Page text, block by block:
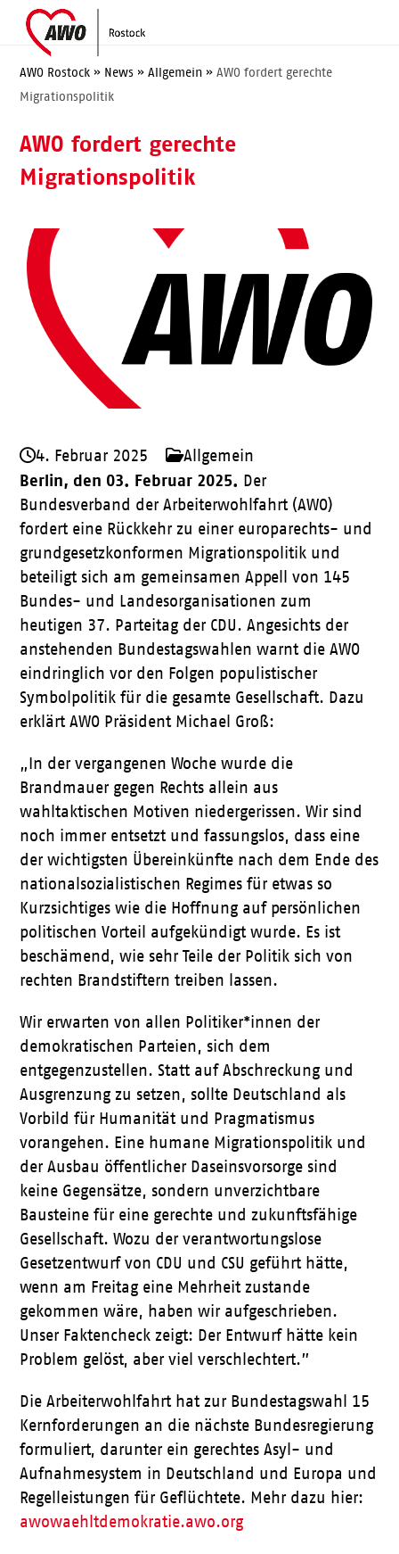
content
Open
mobile
menu
Close
mobile
menu
AWO Rostock » News »Allgemein »AWO fordert gerechte
Migrationspolitik
AWO fordert gerechte
Migrationspolitik
4. Februar 2025 Allgemein
Berlin, den 03. Februar 2025. Der
Bundesverband der Arbeiterwohlfahrt (AWO)
fordert eine Rückkehr zu einer europarechts- und
grundgesetzkonformen Migrationspolitik und
beteiligt sich am gemeinsamen Appell von 145
Bundes- und Landesorganisationen zum
heutigen 37. Parteitag der CDU. Angesichts der
anstehenden Bundestagswahlen warnt die AWO
eindringlich vor den Folgen populistischer
Symbolpolitik für die gesamte Gesellschaft. Dazu
erklärt AWO Präsident Michael Groß:
„In der vergangenen Woche wurde die
Brandmauer gegen Rechts allein aus
wahltaktischen Motiven niedergerissen. Wir sind
noch immer entsetzt und fassungslos, dass eine
der wichtigsten Übereinkünfte nach dem Ende des
nationalsozialistischen Regimes für etwas so
Kurzsichtiges wie die Hoffnung auf persönlichen
politischen Vorteil aufgekündigt wurde. Es ist
beschämend, wie sehr Teile der Politik sich von
rechten Brandstiftern treiben lassen.
Wir erwarten von allen Politiker*innen der
demokratischen Parteien, sich dem
entgegenzustellen. Statt auf Abschreckung und
Ausgrenzung zu setzen, sollte Deutschland als
Vorbild für Humanität und Pragmatismus
vorangehen. Eine humane Migrationspolitik und
der Ausbau öffentlicher Daseinsvorsorge sind
keine Gegensätze, sondern unverzichtbare
Bausteine für eine gerechte und zukunftsfähige
Gesellschaft. Wozu der verantwortungslose
Gesetzentwurf von CDU und CSU geführt hätte,
wenn am Freitag eine Mehrheit zustande
gekommen wäre, haben wir aufgeschrieben.
Unser Faktencheck zeigt: Der Entwurf hätte kein
Problem gelöst, aber viel verschlechtert.”
Die Arbeiterwohlfahrt hat zur Bundestagswahl 15
Kernforderungen an die nächste Bundesregierung
formuliert, darunter ein gerechtes Asyl- und
Aufnahmesystem in Deutschland und Europa und
Regelleistungen für Geflüchtete. Mehr dazu hier:
awowaehltdemokratie.awo.org